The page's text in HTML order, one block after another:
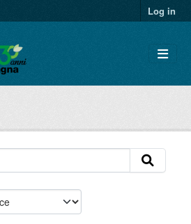
Log in